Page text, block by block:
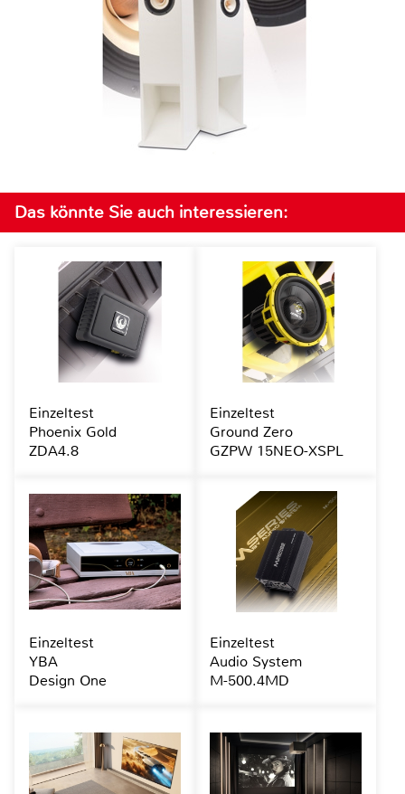
Das könnte Sie auch interessieren:
Einzeltest
Phoenix Gold
ZDA4.8
Einzeltest
Ground Zero
GZPW 15NEO-XSPL
Einzeltest
YBA
Design One
Einzeltest
Audio System
M-500.4MD